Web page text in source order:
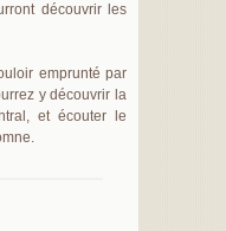
découvrir les
emprunté par
y découvrir la
et écouter le